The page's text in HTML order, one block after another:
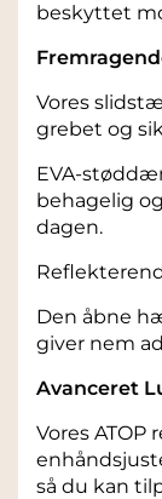
beskyttet
Vores
grebet og
EVA-
behagelig
dagen.
Den åbne
giver nem
Avanceret
Vores
så du kan